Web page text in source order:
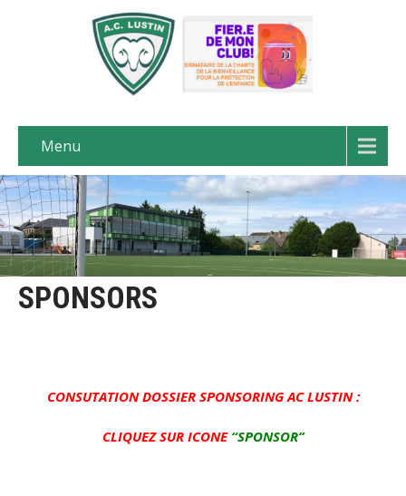
Menu
SPONSORS
CONSUTATION DOSSIER SPONSORING AC LUSTIN :
CLIQUEZ SUR ICONE “SPONSOR”